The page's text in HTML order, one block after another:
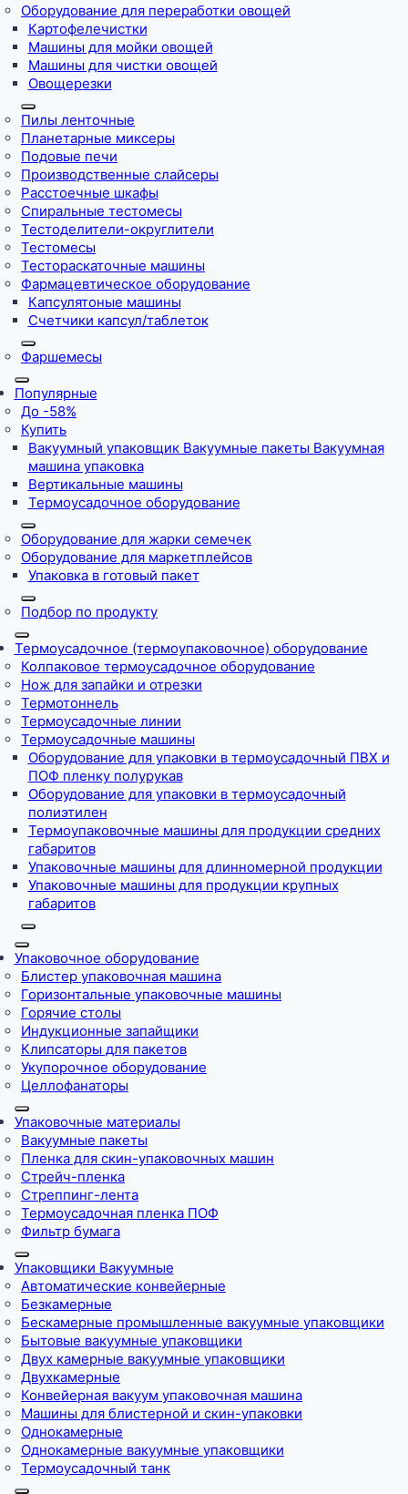
Оборудование для переработки овощей
Картофелечистки
Машины для мойки овощей
Машины для чистки овощей
Овощерезки
Пилы ленточные
Планетарные миксеры
Подовые печи
Производственные слайсеры
Расстоечные шкафы
Спиральные тестомесы
Тестоделители-округлители
Тестомесы
Тестораскаточные машины
Фармацевтическое оборудование
Капсулятоные машины
Счетчики капсул/таблеток
Фаршемесы
Популярные
До -58%
Купить
Вакуумный упаковщик Вакуумные пакеты Вакуумная
машина упаковка
Вертикальные машины
Термоусадочное оборудование
Оборудование для жарки семечек
Оборудование для маркетплейсов
Упаковка в готовый пакет
Подбор по продукту
Термоусадочное (термоупаковочное) оборудование
Колпаковое термоусадочное оборудование
Нож для запайки и отрезки
Термотоннель
Термоусадочные линии
Термоусадочные машины
Оборудование для упаковки в термоусадочный ПВХ и
ПОФ пленку полурукав
Оборудование для упаковки в термоусадочный
полиэтилен
Термоупаковочные машины для продукции средних
габаритов
Упаковочные машины для длинномерной продукции
Упаковочные машины для продукции крупных
габаритов
Упаковочное оборудование
Блистер упаковочная машина
Горизонтальные упаковочные машины
Горячие столы
Индукционные запайщики
Клипсаторы для пакетов
Укупорочное оборудование
Целлофанаторы
Упаковочные материалы
Вакуумные пакеты
Пленка для скин-упаковочных машин
Стрейч-пленка
Стреппинг-лента
Термоусадочная пленка ПОФ
Фильтр бумага
Упаковщики Вакуумные
Автоматические конвейерные
Безкамерные
Бескамерные промышленные вакуумные упаковщики
Бытовые вакуумные упаковщики
Двух камерные вакуумные упаковщики
Двухкамерные
Конвейерная вакуум упаковочная машина
Машины для блистерной и скин-упаковки
Однокамерные
Однокамерные вакуумные упаковщики
Термоусадочный танк